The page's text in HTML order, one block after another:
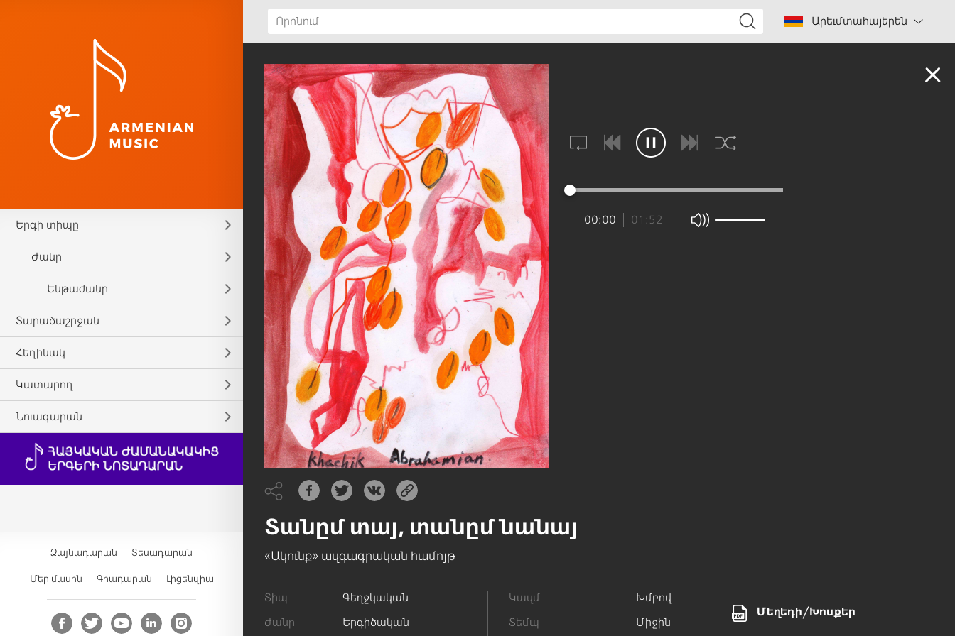
Երգի տիպը
Ժանր
Ենթաժանր
Տարածաշրջան
Հեղինակ
Կատարող
Նուագարան
Ձայնադարան Տեսադարան
Մեր մասին Գրադարան Լիցենզիա
Ձայնադարան
Իմ խորոտիկ եար
«Ակունք» ազգագրական համոյթ
Բոշ պազրկեան
Եարիմո
«Ակունք» ազգագրական համոյթ
Իմ խորոտիկ եար
Սարգիս Բաղդասարեան
Արեւմտահայերեն
00:00 01:52
Տանըմ տայ, տանըմ նանայ
«Ակունք» ազգագրական համոյթ
Տիպ
Գեղջկական
Ժանր
Երգիծական
Կազմ
Խմբով
Տեմպ
Միջին
Մեղեդի/Խոսքեր